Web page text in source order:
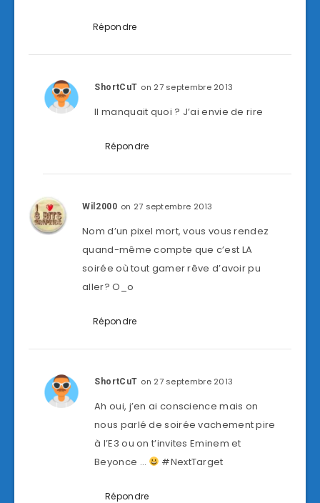
Répondre
ShortCuT on 27 septembre 2013
Il manquait quoi ? J’ai envie de rire
Répondre
Wil2000 on 27 septembre 2013
Nom d’un pixel mort, vous vous rendez
quand-même compte que c’est LA
soirée où tout gamer rêve d’avoir pu
aller? O_o
Répondre
ShortCuT on 27 septembre 2013
Ah oui, j’en ai conscience mais on
nous parlé de soirée vachement pire
à l’E3 ou on t’invites Eminem et
Beyonce …
#NextTarget
Répondre